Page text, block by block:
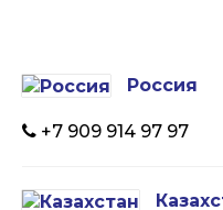
Россия
+7 909 914 97 97